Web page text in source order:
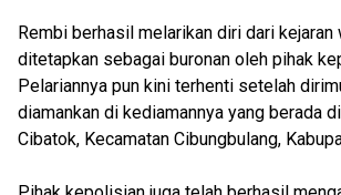
Rembi berhasil melarikan diri dari kejaran
ditetapkan sebagai buronan oleh pihak
Pelariannya pun kini terhenti setelah
diamankan di kediamannya yang berada
Cibatok, Kecamatan Cibungbulang,